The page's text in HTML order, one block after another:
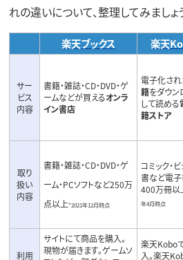
れの違いについて、整理してみましょ
楽天ブックス 楽天
サー
ビス
内容
書籍・雑誌・CD・DVD・ゲ
ームなどが買えるオンラ
イン書店
電子化さ
籍をダウン
して読める
籍ストア
取り
扱い
内容
書籍・雑誌・CD・DVD・ゲ
ーム・PCソフトなど250万
点以上*2021年12月時点
コミック・
書など電
400万冊以
年4月時点
利用
サイトにて商品を購入。
現物が届きます。ゲームソ
楽天Kobo
入。楽天